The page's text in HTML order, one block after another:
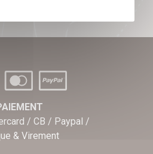
/ CB / Paypal /
& Virement